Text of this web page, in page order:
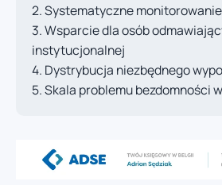
Systematyczne
Wsparcie dla osób
instytucjonalnej
Dystrybucja niezbędnego
Skala problemu bezdomności